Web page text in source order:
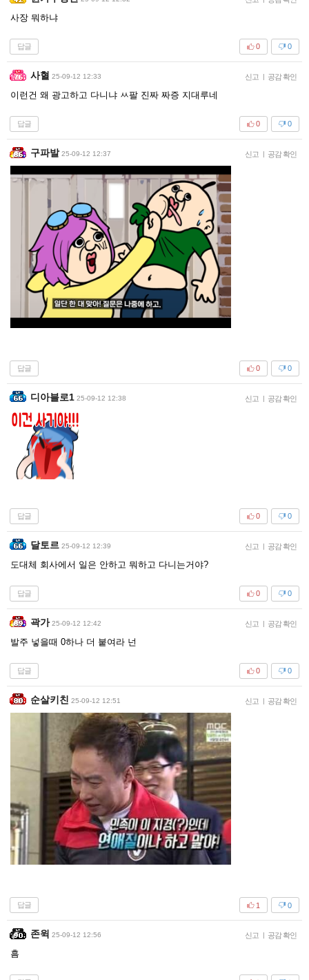
사장 뭐하냐
답글 0
0
사혈 25-09-12 12:33 신고 | 공감 확인
이런건 왜 광고하고 다니냐 ㅆ팔 진짜 짜증 지대루네
답글 0
0
구파발 25-09-12 12:37 신고 | 공감 확인
답글 0
0
디아블로1 25-09-12 12:38 신고 | 공감 확인
답글 0
0
달토르 25-09-12 12:39 신고 | 공감 확인
도대체 회사에서 일은 안하고 뭐하고 다니는거야?
답글 0
0
곽가 25-09-12 12:42 신고 | 공감 확인
발주 넣을때 0하나 더 붙여라 넌
답글 0
0
순살키친 25-09-12 12:51 신고 | 공감 확인
답글 0
1
존윅 25-09-12 12:56 신고 | 공감 확인
흠